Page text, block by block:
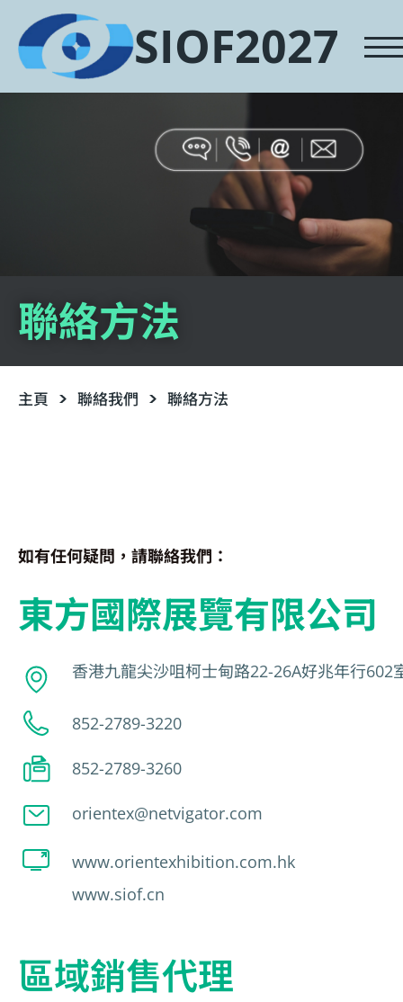
SIOF2027
聯絡方法
主頁 聯絡我們 聯絡方法
如有任何疑問，請聯絡我們：
東方國際展覽有限公司
香港九龍尖沙咀柯士甸路22-26A好兆年行602
852-2789-3220
852-2789-3260
orientex@netvigator.com
www.orientexhibition.com.hk
www.siof.cn
區域銷售代理